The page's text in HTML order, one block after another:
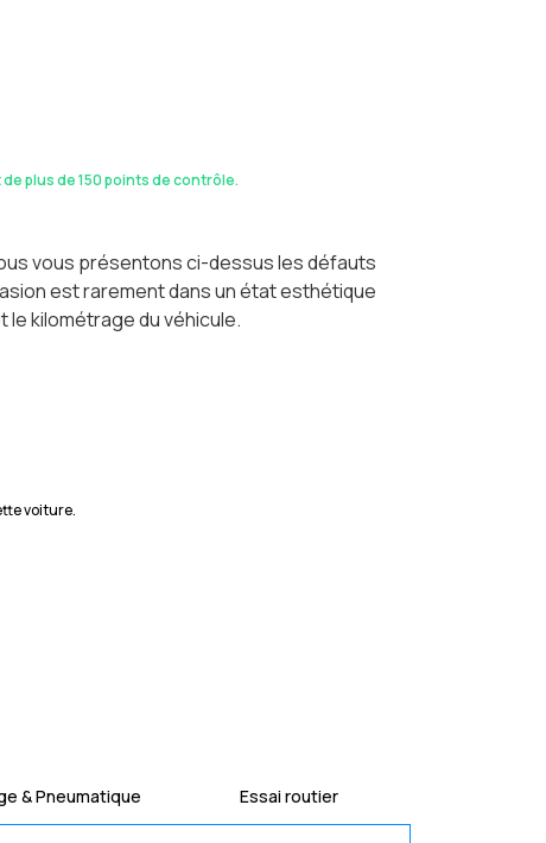
plus de 150 points de contrôle.
vous présentons ci-dessus les défauts
est rarement dans un état esthétique
kilométrage du véhicule.
voiture.
& Pneumatique Essai routier